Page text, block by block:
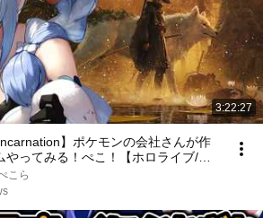
3:22:27
】ポケモンの会社さんが作
やってみる！ぺこ！【ホロライブ/兎
バレ注意
こら